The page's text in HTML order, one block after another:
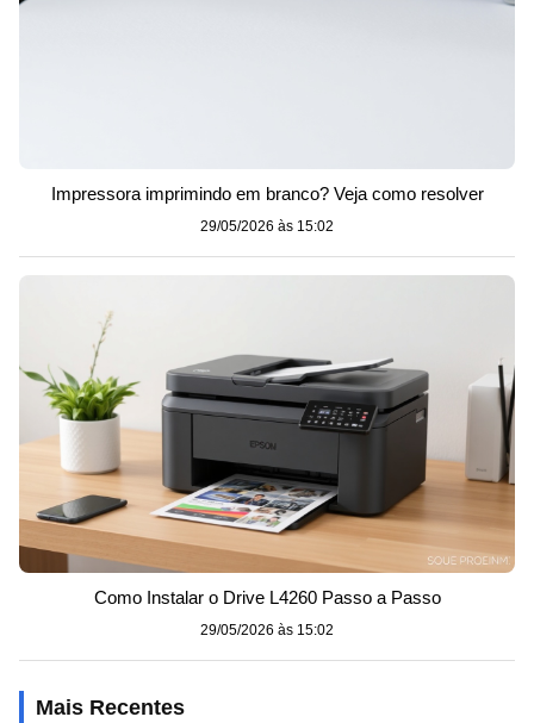
Impressora imprimindo em branco? Veja como resolver
29/05/2026 às 15:02
Como Instalar o Drive L4260 Passo a Passo
29/05/2026 às 15:02
Mais Recentes